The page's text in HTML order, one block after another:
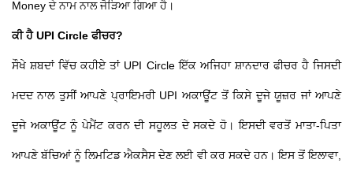
Money ਦੇ ਨਾਮ ਨਾਲ ਜੋੜਿਆ ਗਿਆ ਹੈ।
ਕੀ ਹੈ UPI Circle ਫੀਚਰ?
ਸੌਖੇ ਸ਼ਬਦਾਂ ਵਿੱਚ ਕਹੀਏ ਤਾਂ UPI Circle ਇੱਕ ਅਜਿਹਾ ਸ਼ਾਨਦਾਰ ਫੀਚਰ ਹੈ ਜਿਸਦੀ
ਮਦਦ ਨਾਲ ਤੁਸੀਂ ਆਪਣੇ ਪ੍ਰਾਇਮਰੀ UPI ਅਕਾਊਂਟ ਤੋਂ ਕਿਸੇ ਦੂਜੇ ਯੂਜ਼ਰ ਜਾਂ ਆਪਣੇ
ਦੂਜੇ ਅਕਾਊਂਟ ਨੂੰ ਪੇਮੈਂਟ ਕਰਨ ਦੀ ਸਹੂਲਤ ਦੇ ਸਕਦੇ ਹੋ। ਇਸਦੀ ਵਰਤੋਂ ਮਾਤਾ-ਪਿਤਾ
ਆਪਣੇ ਬੱਚਿਆਂ ਨੂੰ ਲਿਮਟਿਡ ਐਕਸੈਸ ਦੇਣ ਲਈ ਵੀ ਕਰ ਸਕਦੇ ਹਨ। ਇਸ ਤੋਂ ਇਲਾਵਾ,